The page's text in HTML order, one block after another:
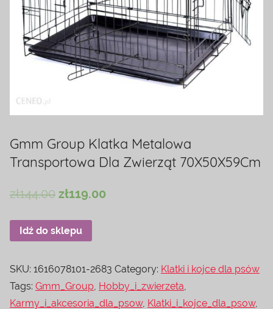
Gmm Group Klatka Metalowa
Transportowa Dla Zwierząt 70X50X59Cm
zł144.00 zł119.00
Idź do sklepu
SKU: 1616078101-2683 Category: Klatki i kojce dla psów
Tags: Gmm_Group, Hobby_i_zwierzeta,
Karmy_i_akcesoria_dla_psow, Klatki_i_kojce_dla_psow,